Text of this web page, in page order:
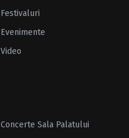
Festivaluri
Evenimente
Video
Concerte Sala Palatului